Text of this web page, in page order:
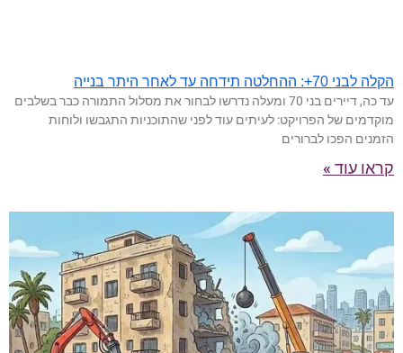
הקלה לבני 70+: ההחלטה תידחה עד לאחר היתר בנייה
עד כה, דיירים בני 70 ומעלה נדרשו לבחור את מסלול התמורה כבר בשלבים
מוקדמים של הפרויקט: לעיתים עוד לפני שהתוכניות התגבשו ולוחות
הזמנים הפכו לברורים
קראו עוד »